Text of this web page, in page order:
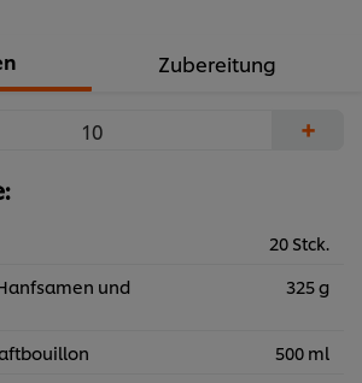
Zubereitung
+
20 Stck.
und
325 g
500 ml